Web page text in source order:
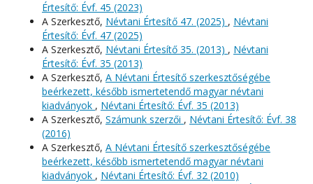
Értesítő: Évf. 45 (2023)
A Szerkesztő, Névtani Értesítő 47. (2025) , Névtani
Értesítő: Évf. 47 (2025)
A Szerkesztő, Névtani Értesítő 35. (2013) , Névtani
Értesítő: Évf. 35 (2013)
A Szerkesztő, A Névtani Értesítő szerkesztőségébe
beérkezett, később ismertetendő magyar névtani
kiadványok , Névtani Értesítő: Évf. 35 (2013)
A Szerkesztő, Számunk szerzői , Névtani Értesítő: Évf. 38
(2016)
A Szerkesztő, A Névtani Értesítő szerkesztőségébe
beérkezett, később ismertetendő magyar névtani
kiadványok , Névtani Értesítő: Évf. 32 (2010)